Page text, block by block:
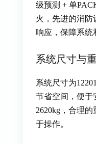
级预测 + 单
火，先进的消防
响应，保障系统
系统尺寸与
系统尺寸为1220
节省空间，便于
2620kg，合理
于操作。